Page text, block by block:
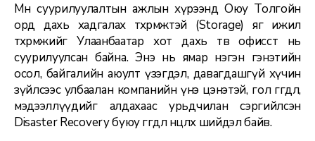
Мөн суурилуулалтын ажлын хүрээнд Оюу Толгойн
орд дахь хадгалах төхөөрөмжтэй (Storage) яг ижил
төхөөрөмжийг Улаанбаатар хот дахь төв офисст нь
суурилуулсан байна. Энэ нь ямар нэгэн гэнэтийн
осол, байгалийн аюулт үзэгдэл, давагдашгүй хүчин
зүйлсээс улбаалан компанийн үнэ цэнэтэй, гол өгөгдөл,
мэдээллүүдийг алдахаас урьдчилан сэргийлсэн
Disaster Recovery буюу өгөгдөл нөөцлөх шийдэл байв.